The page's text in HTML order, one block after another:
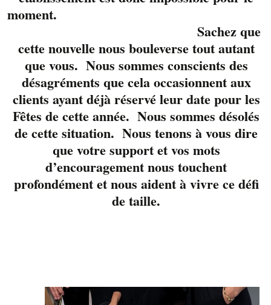
2024
moment.
Sachez que
cette nouvelle nous bouleverse tout autant
que vous. Nous sommes conscients des
désagréments que cela occasionnent aux
clients ayant déjà réservé leur date pour les
Fêtes de cette année. Nous sommes désolés
de cette situation. Nous tenons à vous dire
que votre support et vos mots
d’encouragement nous touchent
profondément et nous aident à vivre ce défi
de taille.